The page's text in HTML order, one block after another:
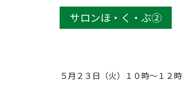
サロンほ・く・ぶ②
５月２３日（火）１０時～１２